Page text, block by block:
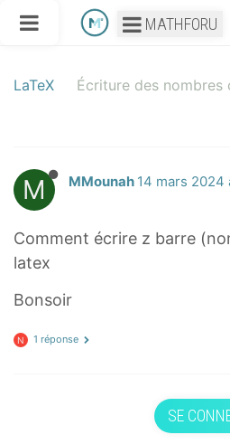
MATHFORU
LaTeX Écriture des nombres
M MMounah 14 mars 2024
Comment écrire z barre
latex
Bonsoir
N 1 réponse
SE